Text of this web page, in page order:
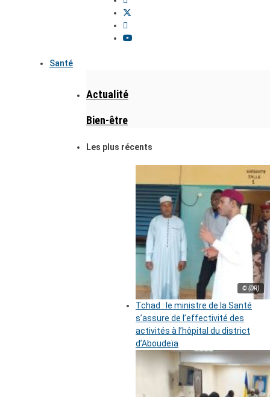
Santé
Actualité
Bien-être
Les plus récents
© (DR)
Tchad : le ministre de la Santé
s’assure de l’effectivité des
activités à l’hôpital du district
d’Aboudeïa